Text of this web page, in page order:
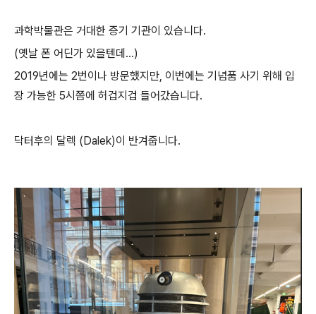
과학박물관은 거대한 증기 기관이 있습니다.
(옛날 폰 어딘가 있을텐데...)
2019년에는 2번이나 방문했지만, 이번에는 기념품 사기 위해 입
장 가능한 5시쯤에 허겁지겁 들어갔습니다.
닥터후의 달렉 (Dalek)이 반겨줍니다.